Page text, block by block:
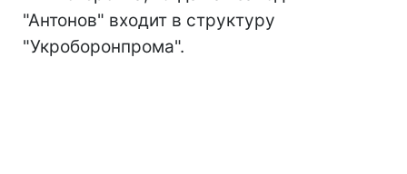
"Антонов" входит в структуру
"Укроборонпрома".